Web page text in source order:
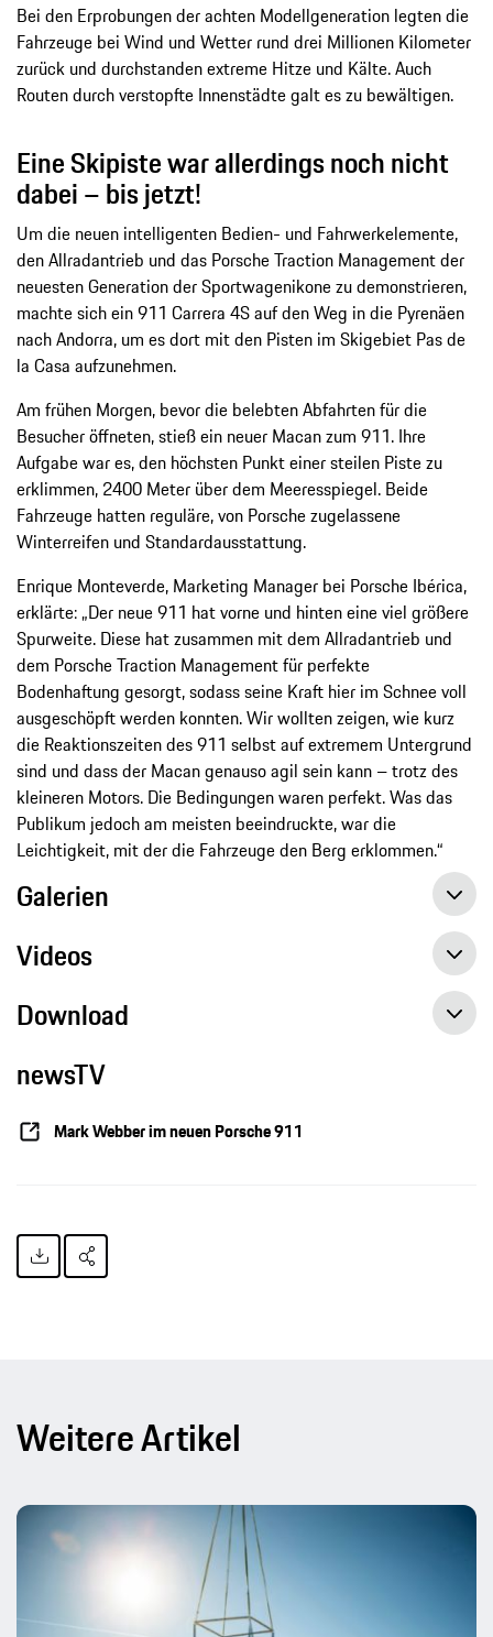
Bei den Erprobungen der achten Modellgeneration legten die
Fahrzeuge bei Wind und Wetter rund drei Millionen Kilometer
zurück und durchstanden extreme Hitze und Kälte. Auch
Routen durch verstopfte Innenstädte galt es zu bewältigen.
Eine Skipiste war allerdings noch nicht
dabei – bis jetzt!
Um die neuen intelligenten Bedien- und Fahrwerkelemente,
den Allradantrieb und das Porsche Traction Management der
neuesten Generation der Sportwagenikone zu demonstrieren,
machte sich ein 911 Carrera 4S auf den Weg in die Pyrenäen
nach Andorra, um es dort mit den Pisten im Skigebiet Pas de
la Casa aufzunehmen.
Am frühen Morgen, bevor die belebten Abfahrten für die
Besucher öffneten, stieß ein neuer Macan zum 911. Ihre
Aufgabe war es, den höchsten Punkt einer steilen Piste zu
erklimmen, 2400 Meter über dem Meeresspiegel. Beide
Fahrzeuge hatten reguläre, von Porsche zugelassene
Winterreifen und Standardausstattung.
Enrique Monteverde, Marketing Manager bei Porsche Ibérica,
erklärte: „Der neue 911 hat vorne und hinten eine viel größere
Spurweite. Diese hat zusammen mit dem Allradantrieb und
dem Porsche Traction Management für perfekte
Bodenhaftung gesorgt, sodass seine Kraft hier im Schnee voll
ausgeschöpft werden konnten. Wir wollten zeigen, wie kurz
die Reaktionszeiten des 911 selbst auf extremem Untergrund
sind und dass der Macan genauso agil sein kann – trotz des
kleineren Motors. Die Bedingungen waren perfekt. Was das
Publikum jedoch am meisten beeindruckte, war die
Leichtigkeit, mit der die Fahrzeuge den Berg erklommen.“
Galerien
Videos
Download
newsTV
Mark Webber im neuen Porsche 911
Weitere Artikel